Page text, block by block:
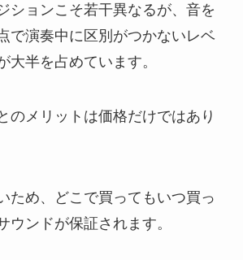
ションこそ若干異なるが、音を
で演奏中に区別がつかないレベ
大半を占めています。
のメリットは価格だけではあり
ため、どこで買ってもいつ買っ
ウンドが保証されます。